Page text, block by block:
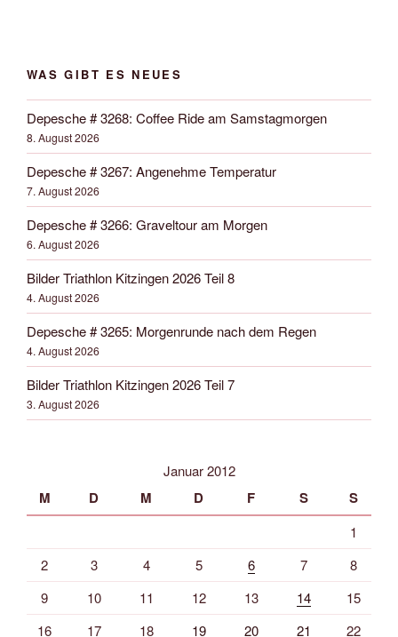
WAS GIBT ES NEUES
Depesche # 3268: Coffee Ride am Samstagmorgen
8. August 2026
Depesche # 3267: Angenehme Temperatur
7. August 2026
Depesche # 3266: Graveltour am Morgen
6. August 2026
Bilder Triathlon Kitzingen 2026 Teil 8
4. August 2026
Depesche # 3265: Morgenrunde nach dem Regen
4. August 2026
Bilder Triathlon Kitzingen 2026 Teil 7
3. August 2026
Januar 2012
M D M D F S S
1
2
3 4 5 6 7
8
9
10 11 12 13 14
15
16
17 18 19 20 21 22